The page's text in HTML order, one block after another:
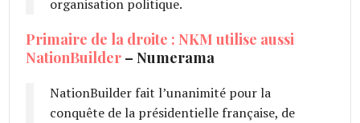
organisation politique.
Primaire de la droite : NKM utilise aussi
NationBuilder – Numerama
NationBuilder fait l’unanimité pour la
conquête de la présidentielle française, de